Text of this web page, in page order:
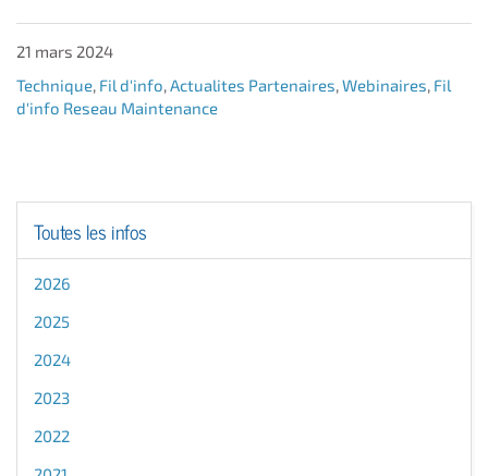
21 mars 2024
Technique Fil d'info Actualites Partenaires Webinaires Fil
d'info Reseau Maintenance
Toutes les infos
2026
2025
2024
2023
2022